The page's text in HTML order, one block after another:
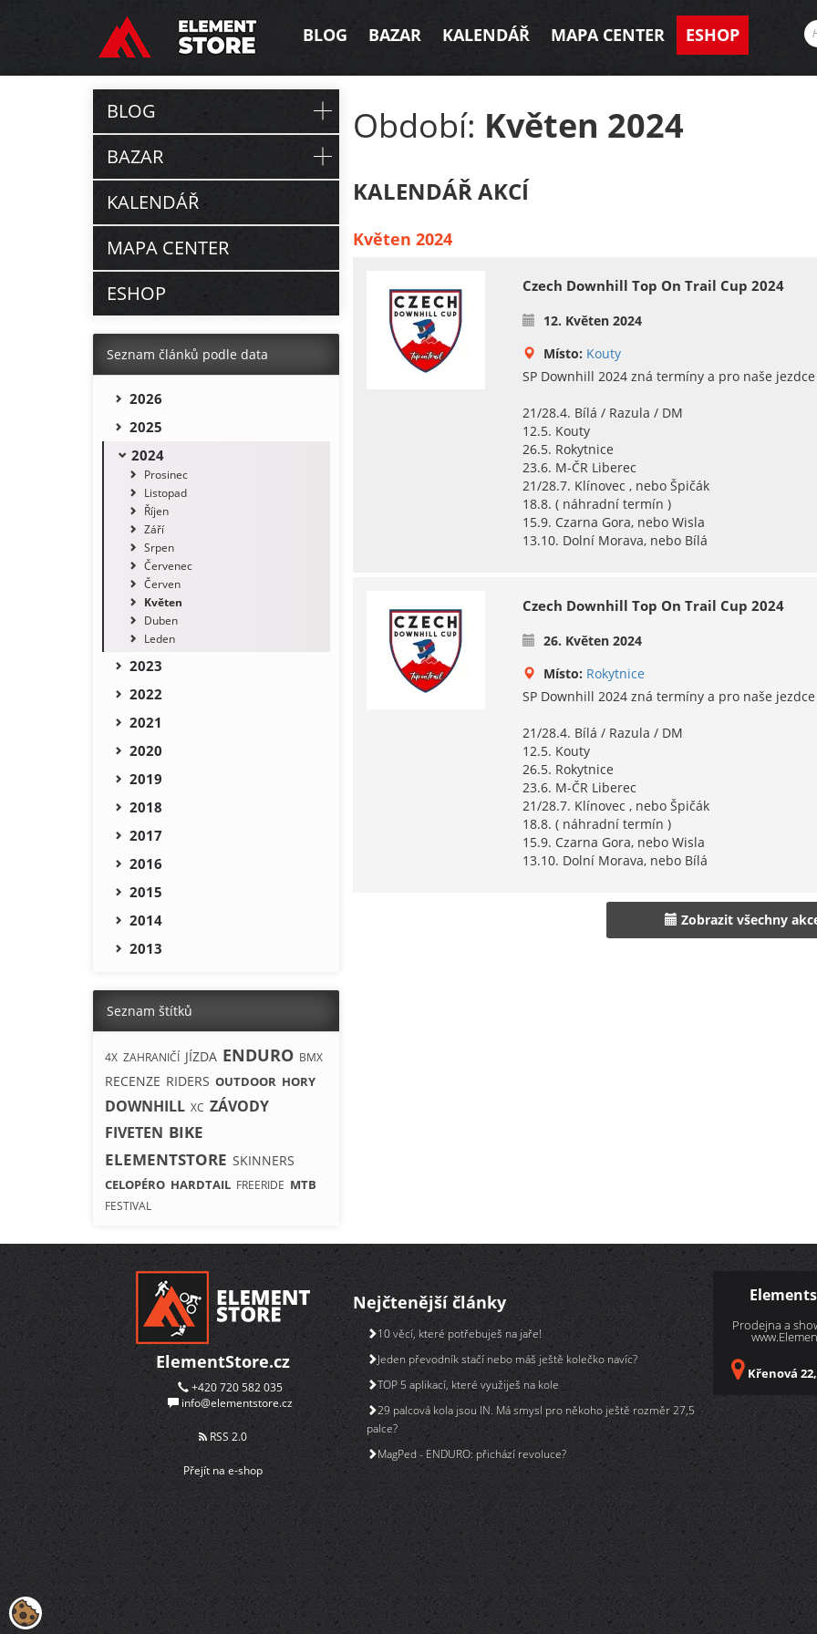
BLOG BAZAR KALENDÁŘ MAPA CENTER ESHOP
Období: Květen 2024
KALENDÁŘ AKCÍ
Květen 2024
Czech Downhill Top On Trail Cup 2024
12. Květen 2024
Místo: Kouty
SP Downhill 2024 zná termíny a pro naše
21/28.4. Bílá / Razula / DM
12.5. Kouty
26.5. Rokytnice
23.6. M-ČR Liberec
21/28.7. Klínovec , nebo Špičák
18.8. ( náhradní termín )
15.9. Czarna Gora, nebo Wisla
13.10. Dolní Morava, nebo Bílá
Czech Downhill Top On Trail Cup 2024
26. Květen 2024
Místo: Rokytnice
SP Downhill 2024 zná termíny a pro naše
21/28.4. Bílá / Razula / DM
12.5. Kouty
26.5. Rokytnice
23.6. M-ČR Liberec
21/28.7. Klínovec , nebo Špičák
18.8. ( náhradní termín )
15.9. Czarna Gora, nebo Wisla
13.10. Dolní Morava, nebo Bílá
Zobrazit všechny
BLOG
BAZAR
KALENDÁŘ
MAPA CENTER
ESHOP
Seznam článků podle data
2026
2025
2024
Prosinec
Listopad
Říjen
Září
Srpen
Červenec
Červen
Květen
Duben
Leden
2023
2022
2021
2020
2019
2018
2017
2016
2015
2014
2013
Seznam štítků
4X ZAHRANIČÍ JÍZDA ENDURO BMX
RECENZE RIDERS OUTDOOR HORY
DOWNHILL XC ZÁVODY
FIVETEN BIKE
ELEMENTSTORE SKINNERS
CELOPÉRO HARDTAIL FREERIDE MTB
FESTIVAL
ElementStore.cz
+420 720 582 035
info@elementstore.cz
RSS 2.0
Přejít na e-shop
Nejčtenější články
10 věcí, které potřebuješ na jaře!
Jeden převodník stačí nebo máš ještě kolečko navíc?
TOP 5 aplikací, které využiješ na kole
29 palcová kola jsou IN. Má smysl pro někoho ještě rozměr 27,5
palce?
MagPed - ENDURO: přichází revoluce?
Prodejna a
Křenová